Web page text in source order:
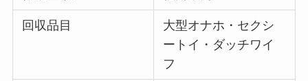
回収品目
大型オナホ・セクシ
ートイ・ダッチワイ
フ